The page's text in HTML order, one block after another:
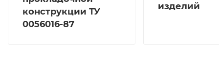
конструкции ТУ
0056016-87
изделий